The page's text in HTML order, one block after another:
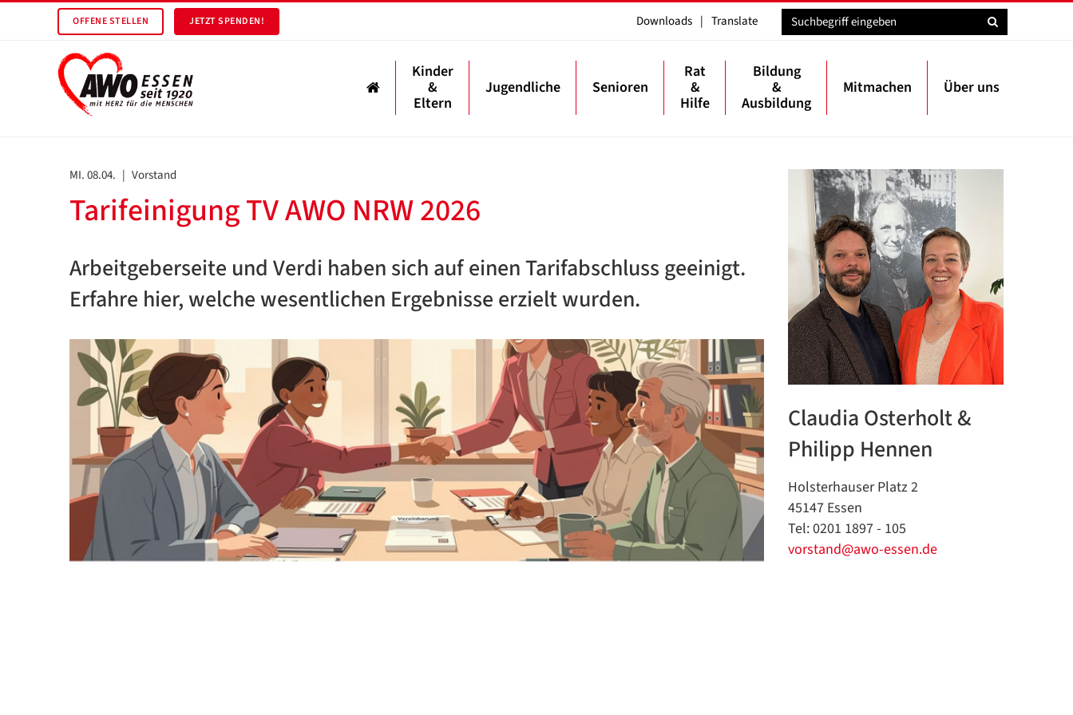
OFFENE STELLEN JETZT SPENDEN! Downloads | Translate
Kinder
&
Eltern
Jugendliche Senioren
Rat
&
Hilfe
Bildung
&
Ausbildung
Mitmachen Über uns
MI. 08.04. | Vorstand
Tarifeinigung TV AWO NRW 2026
Arbeitgeberseite und Verdi haben sich auf einen Tarifabschluss geeinigt.
Erfahre hier, welche wesentlichen Ergebnisse erzielt wurden.
Claudia Osterholt &
Philipp Hennen
Holsterhauser Platz 2
45147 Essen
Tel: 0201 1897 - 105
vorstand@awo-essen.de